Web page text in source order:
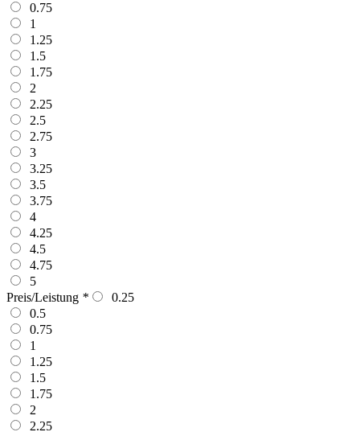
0.75
1
1.25
1.5
1.75
2
2.25
2.5
2.75
3
3.25
3.5
3.75
4
4.25
4.5
4.75
5
Preis/Leistung *
0.25
0.5
0.75
1
1.25
1.5
1.75
2
2.25